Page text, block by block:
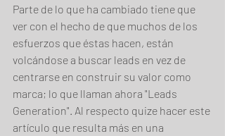
Parte de lo que ha cambiado tiene que
ver con el hecho de que muchos de los
esfuerzos que éstas hacen, están
volcándose a buscar leads en vez de
centrarse en construir su valor como
marca; lo que llaman ahora "Leads
Generation". Al respecto quize hacer este
artículo que resulta más en una